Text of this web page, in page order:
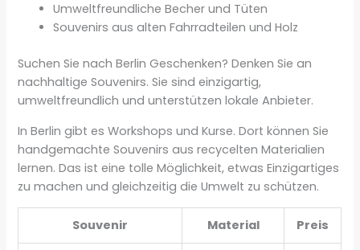
Umweltfreundliche Becher und Tüten
Souvenirs aus alten Fahrradteilen und Holz
Suchen Sie nach Berlin Geschenken? Denken Sie an
nachhaltige Souvenirs. Sie sind einzigartig,
umweltfreundlich und unterstützen lokale Anbieter.
In Berlin gibt es Workshops und Kurse. Dort können Sie
handgemachte Souvenirs aus recycelten Materialien
lernen. Das ist eine tolle Möglichkeit, etwas Einzigartiges
zu machen und gleichzeitig die Umwelt zu schützen.
Souvenir Material Preis